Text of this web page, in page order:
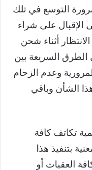
التوسع في تلك
الإقبال على شراء
أثناء شحن
الطرق السريعة بين
وعدم الزحام
الشأن وباقي
تكاتف كافة
بتنفيذ هذا
العقبات أو